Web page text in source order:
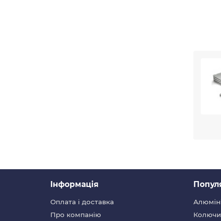
Iнформація
Оплата і доставка
Про компанію